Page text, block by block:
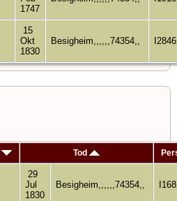
1747
15
Okt
1830
Besigheim,,,,,,74354,, I2846
Tod
29
Jul
1830
Besigheim,,,,,,74354,,